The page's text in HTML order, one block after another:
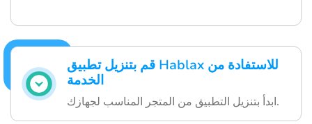
قم بتنزيل تطبيق Hablax للاستفادة من
الخدمة
ابدأ بتنزيل التطبيق من المتجر المناسب لجهازك.